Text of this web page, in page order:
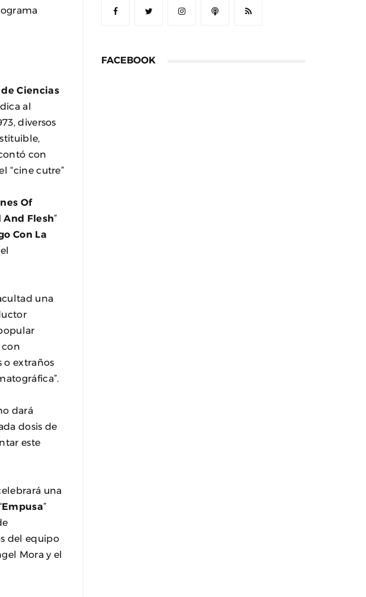
Ciencias
al
diversos
con
“cine cutre”
Of
And Flesh”
Con La
una
con
o extraños
dará
dosis de
este
una
Empusa”
del equipo
Mora y el
FACEBOOK